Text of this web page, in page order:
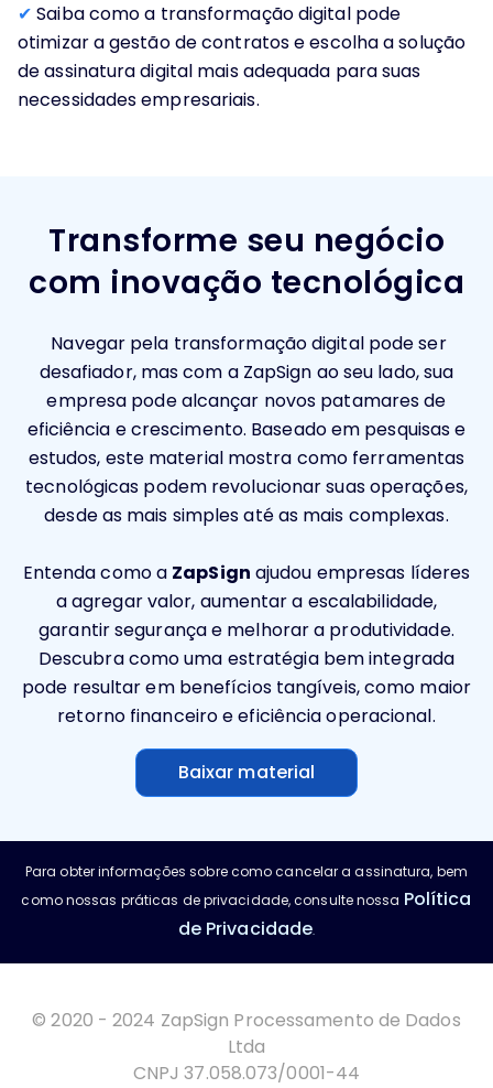
✔ ️Saiba como a transformação digital pode
otimizar a gestão de contratos e escolha a solução
de assinatura digital mais adequada para suas
necessidades empresariais.
Transforme seu negócio
com inovação tecnológica
Navegar pela transformação digital pode ser
desafiador, mas com a ZapSign ao seu lado, sua
empresa pode alcançar novos patamares de
eficiência e crescimento. Baseado em pesquisas e
estudos, este material mostra como ferramentas
tecnológicas podem revolucionar suas operações,
desde as mais simples até as mais complexas.
Entenda como a ZapSign ajudou empresas líderes
a agregar valor, aumentar a escalabilidade,
garantir segurança e melhorar a produtividade.
Descubra como uma estratégia bem integrada
pode resultar em benefícios tangíveis, como maior
retorno financeiro e eficiência operacional.
Baixar material
Para obter informações sobre como cancelar a assinatura, bem
como nossas práticas de privacidade, consulte nossa Política
de Privacidade.
© 2020 - 2024 ZapSign Processamento de Dados
Ltda
CNPJ 37.058.073/0001-44